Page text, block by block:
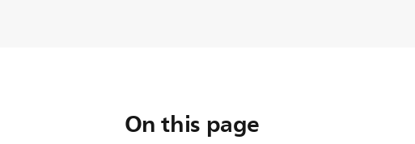
On this page